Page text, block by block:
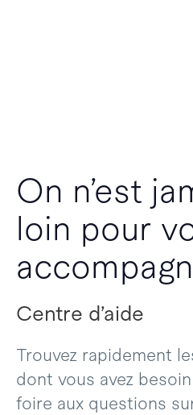
On n’est
loin pour
Centre d’aide
Trouvez rapidement
dont vous avez
foire aux questions